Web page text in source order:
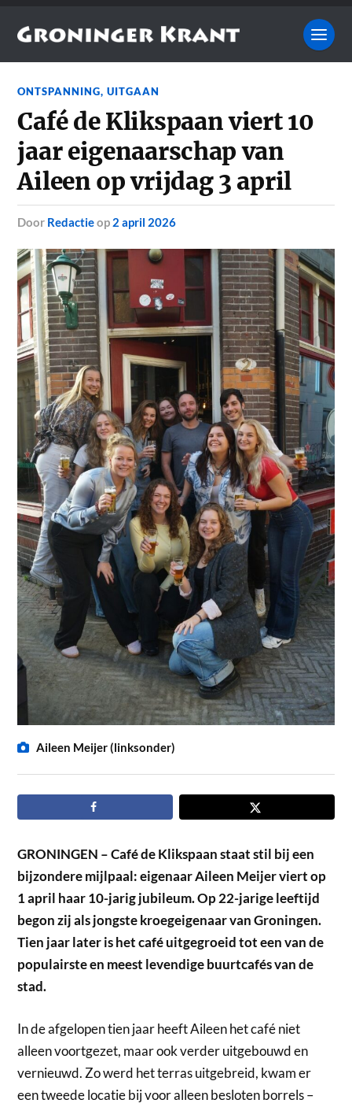
ONTSPANNING,UITGAAN
Café de Klikspaan viert 10
jaar eigenaarschap van
Aileen op vrijdag 3 april
door Redactieop 2 april 2026
Aileen Meijer (linksonder)
GRONINGEN – Café de Klikspaan staat stil bij een
bijzondere mijlpaal: eigenaar Aileen Meijer viert op
1 april haar 10-jarig jubileum. Op 22-jarige leeftijd
begon zij als jongste kroegeigenaar van Groningen.
Tien jaar later is het café uitgegroeid tot een van de
populairste en meest levendige buurtcafés van de
stad.
In de afgelopen tien jaar heeft Aileen het café niet
alleen voortgezet, maar ook verder uitgebouwd en
vernieuwd. Zo werd het terras uitgebreid, kwam er
een tweede locatie bij voor alleen besloten borrels –